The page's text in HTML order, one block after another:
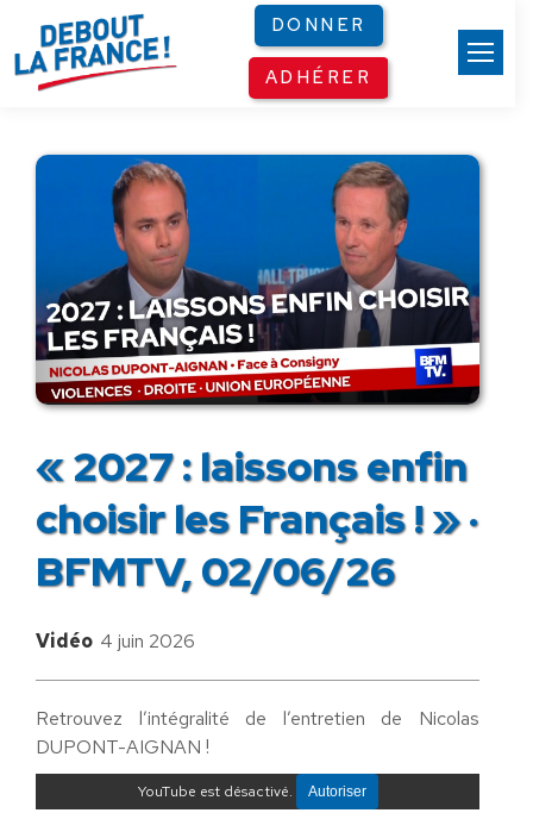
DONNER
ADHÉRER
« 2027 : laissons enfin
choisir les Français ! » ·
BFMTV, 02/06/26
Vidéo 4 juin 2026
Retrouvez l’intégralité de l’entretien de Nicolas
DUPONT-AIGNAN !
YouTube est désactivé. Autoriser
Panneau de gestion des cookies